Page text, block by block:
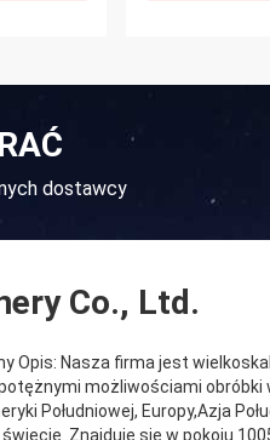
dostawcy
Co., Ltd.
Opis: Nasza firma jest
możliwościami obróbki
Południowej, Europy,Azja
Znajduje się w pokoju